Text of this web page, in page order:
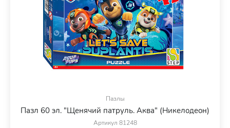
Пазлы
Пазл 60 эл. "Щенячий патруль. Аква" (Никелодеон)
Артикул 81248